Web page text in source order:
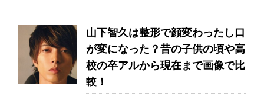
山下智久は整形で顔変わったし口
が変になった？昔の子供の頃や高
校の卒アルから現在まで画像で比
較！